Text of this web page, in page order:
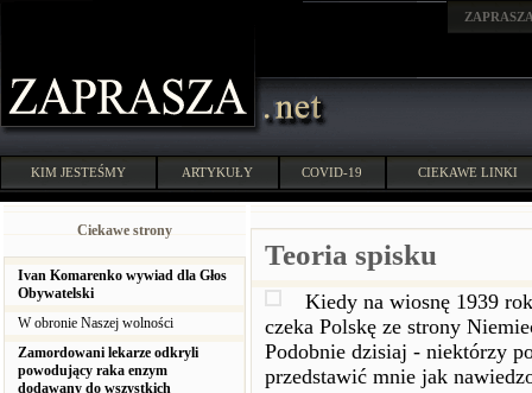
KIM JESTEŚMY ARTYKUŁY COVID-19 CIEKAWE LINKI
Ciekawe strony
Ivan Komarenko wywiad dla Głos
Obywatelski
W obronie Naszej wolności
Zamordowani lekarze odkryli
powodujący raka enzym
dodawany do wszystkich
Teoria spisku
Kiedy na wiosnę 1939
czeka Polskę ze strony
Podobnie dzisiaj - niektórzy
przedstawić mnie jak